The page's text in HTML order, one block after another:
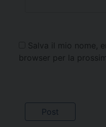
Salva il mio nome,
browser per la